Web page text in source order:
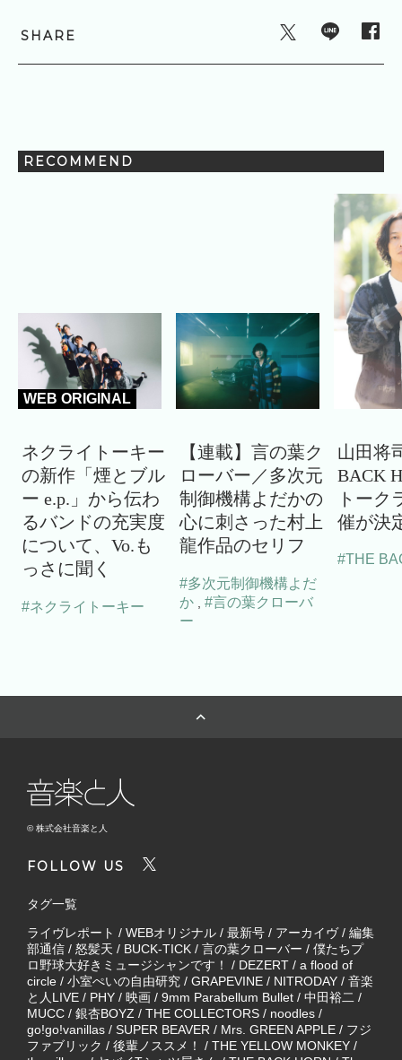
SHARE
RECOMMEND
WEB ORIGINAL
ネクライトーキー
の新作「煙とブル
ー e.p.」から伝わ
るバンドの充実度
について、Vo.も
っさに聞く
#ネクライトーキー
【連載】言の葉ク
ローバー／多次元
制御機構よだかの
心に刺さった村上
龍作品のセリフ
#多次元制御機構よだ
か
#言の葉クローバ
ー
山田将
BACK
トーク
催が決
#THE
© 株式会社音楽と人
FOLLOW US
タグ一覧
ライヴレポート / WEBオリジナル / 最新号 / アーカイヴ/ 編集
部通信 / 怒髪天 / BUCK-TICK / 言の葉クローバー / 僕たちプ
ロ野球大好きミュージシャンです！
/ DEZERT / a flood of
circle / 小室ぺいの自由研究 / GRAPEVINE / NITRODAY / 音楽
と人LIVE / PHY / 映画 / 9mm Parabellum Bullet / 中田裕二 /
MUCC / 銀杏BOYZ / THE COLLECTORS / noodles /
go!go!vanillas / SUPER BEAVER / Mrs. GREEN APPLE / フジ
ファブリック / 後輩ノススメ！ / THE YELLOW MONKEY /